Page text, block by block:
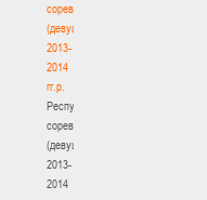
соревнования
(девушки)
2013-
2014
гг.р.
Республиканские
соревнования
(девушки)
2013-
2014